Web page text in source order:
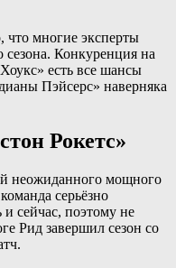
что многие эксперты
Конкуренция на
есть все шансы
Пэйсерс» наверняка
Рокетс»
неожиданного мощного
серьёзно
и сейчас, поэтому не
Рид завершил сезон со